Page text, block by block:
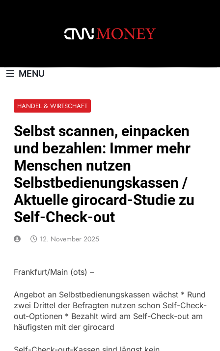
MENU
HANDEL & WIRTSCHAFT
Selbst scannen, einpacken
und bezahlen: Immer mehr
Menschen nutzen
Selbstbedienungskassen /
Aktuelle girocard-Studie zu
Self-Check-out
12. November 2025
Frankfurt/Main (ots) –
Angebot an Selbstbedienungskassen wächst * Rund
zwei Drittel der Befragten nutzen schon Self-Check-
out-Optionen * Bezahlt wird am Self-Check-out am
häufigsten mit der girocard